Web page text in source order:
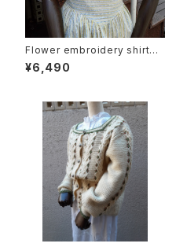
Flower embroidery shirt
花刺繍半袖シャツ 開襟シャツ
¥6,490